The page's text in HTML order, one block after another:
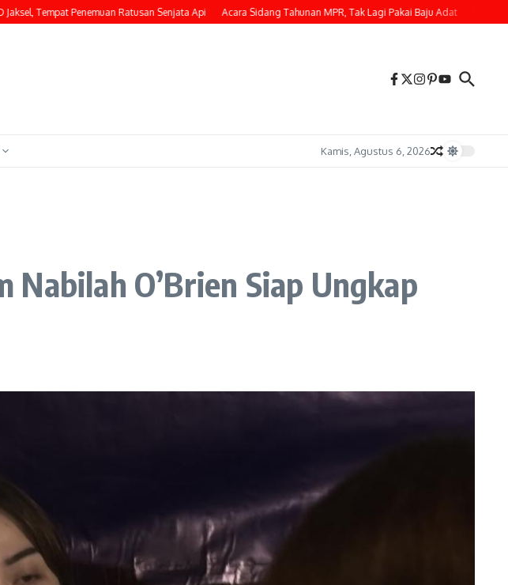
Tempat Penemuan Ratusan Senjata Api Acara Sidang Tahunan MPR, Tak Lagi Pakai Baju Adat Viral di Media
Kamis, Agustus 6, 2026
O’Brien Siap Ungkap